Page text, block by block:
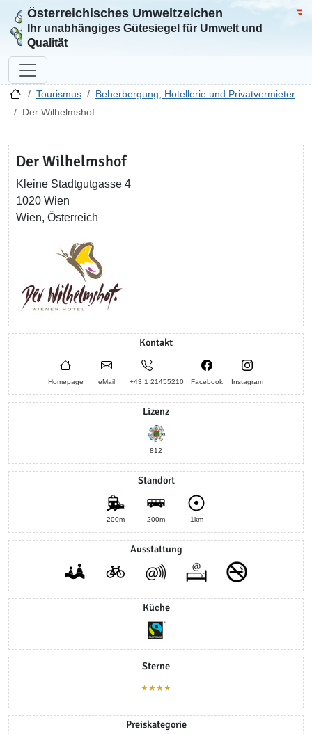
Zur Startseite
Österreichisches Umweltzeichen
Ihr unabhängiges Gütesiegel für Umwelt und
Qualität
Tourismus
Beherbergung, Hotellerie und Privatvermieter
Der Wilhelmshof
Der Wilhelmshof
Kleine Stadtgutgasse 4
1020 Wien
Wien, Österreich
Kontakt
Homepage eMail +43 1 21455210 Facebook Instagram
Lizenz
812
Standort
200m 200m 1km
Ausstattung
Küche
Sterne
★★★★
Preiskategorie